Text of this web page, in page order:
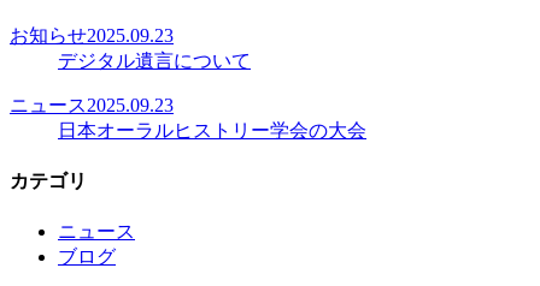
お知らせ2025.09.23
デジタル遺言について
ニュース2025.09.23
日本オーラルヒストリー学会の大会
カテゴリ
ニュース
ブログ